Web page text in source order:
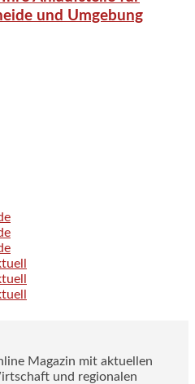
und Umgebung
Magazin mit aktuellen
und regionalen